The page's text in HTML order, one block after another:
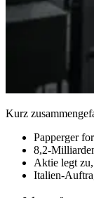
Kurz
Papperger
8,2-
Aktie legt
Italien-